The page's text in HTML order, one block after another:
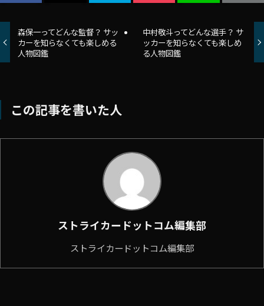
森保一ってどんな監督？ サッ
カーを知らなくても楽しめる
人物図鑑
中村敬斗ってどんな選手？ サ
ッカーを知らなくても楽しめ
る人物図鑑
この記事を書いた人
ストライカードットコム編集部
ストライカードットコム編集部